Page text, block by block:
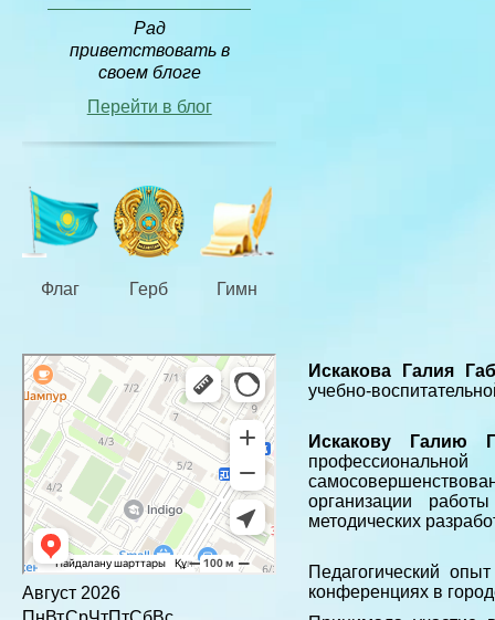
Рад
приветствовать в
своем блоге
Перейти в блог
Флаг Герб Гимн
Август 2026
Искакова Галия
учебно-
Искакову Галию
организации
методических
Педагогический
конференциях в